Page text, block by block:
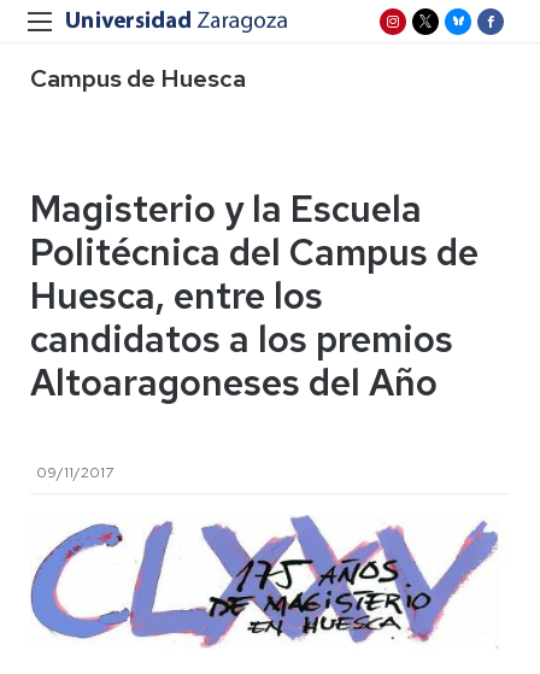
Campus de Huesca
Magisterio y la Escuela
Politécnica del Campus de
Huesca, entre los
candidatos a los premios
Altoaragoneses del Año
09/11/2017